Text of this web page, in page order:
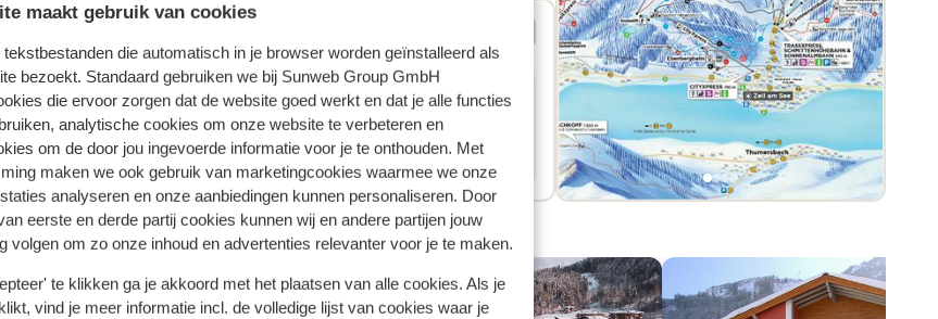
maakt gebruik van cookies
tekstbestanden die automatisch in je browser worden geïnstalleerd als
bezoekt. Standaard gebruiken we bij Sunweb Group GmbH
die ervoor zorgen dat de website goed werkt en dat je alle functies
analytische cookies om onze website te verbeteren en
om de door jou ingevoerde informatie voor je te onthouden. Met
maken we ook gebruik van marketingcookies waarmee we onze
analyseren en onze aanbiedingen kunnen personaliseren. Door
eerste en derde partij cookies kunnen wij en andere partijen jouw
volgen om zo onze inhoud en advertenties relevanter voor je te maken.
te klikken ga je akkoord met het plaatsen van alle cookies. Als je
vind je meer informatie incl. de volledige lijst van cookies waar je
32 32
Sleepliften